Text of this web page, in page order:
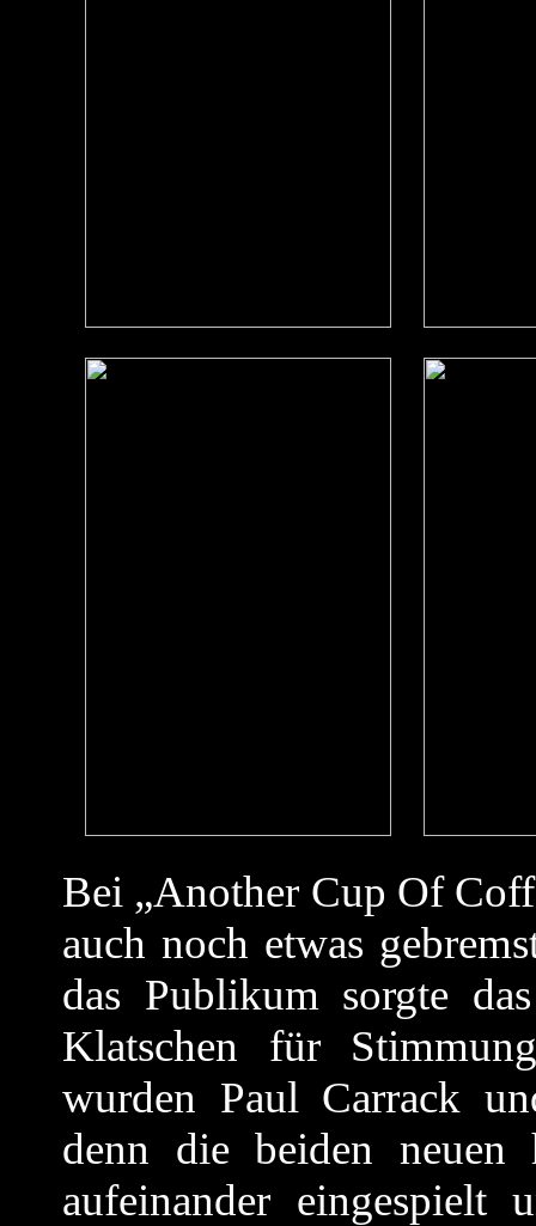
Bei „Another Cup Of
auch noch etwas
das Publikum sorgte
Klatschen für
wurden Paul Carrack
denn die beiden
aufeinander eingespielt